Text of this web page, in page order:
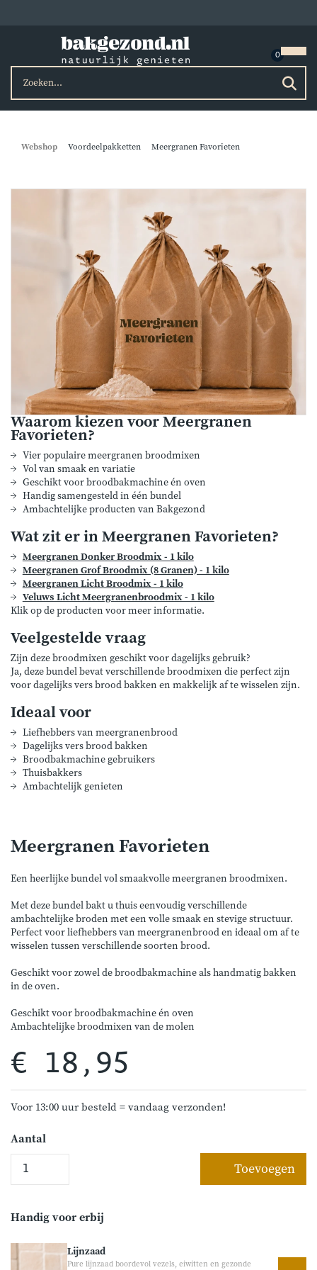
Webshop Voordeelpakketten Meergranen Favorieten
Waarom kiezen voor Meergranen
Favorieten?
Vier populaire meergranen broodmixen
Vol van smaak en variatie
Geschikt voor broodbakmachine én oven
Handig samengesteld in één bundel
Ambachtelijke producten van Bakgezond
Wat zit er in Meergranen Favorieten?
Meergranen Donker Broodmix - 1 kilo
Meergranen Grof Broodmix (8 Granen) - 1 kilo
Meergranen Licht Broodmix - 1 kilo
Veluws Licht Meergranenbroodmix - 1 kilo
Klik op de producten voor meer informatie.
Veelgestelde vraag
Zijn deze broodmixen geschikt voor dagelijks gebruik?
Ja, deze bundel bevat verschillende broodmixen die perfect zijn
voor dagelijks vers brood bakken en makkelijk af te wisselen zijn.
Ideaal voor
Liefhebbers van meergranenbrood
Dagelijks vers brood bakken
Broodbakmachine gebruikers
Thuisbakkers
Ambachtelijk genieten
Meergranen Favorieten
Een heerlijke bundel vol smaakvolle meergranen broodmixen.
Met deze bundel bakt u thuis eenvoudig verschillende
ambachtelijke broden met een volle smaak en stevige structuur.
Perfect voor liefhebbers van meergranenbrood en ideaal om af te
wisselen tussen verschillende soorten brood.
Geschikt voor zowel de broodbakmachine als handmatig bakken
in de oven.
Geschikt voor broodbakmachine én oven
Ambachtelijke broodmixen van de molen
€ 18,95
Voor 13:00 uur besteld = vandaag verzonden!
Aantal
Toevoegen
Handig voor erbij
Lijnzaad
Pure lijnzaad boordevol vezels, eiwitten en gezonde